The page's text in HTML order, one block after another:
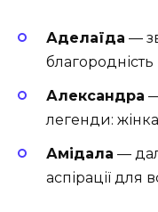
Аделаїда —
Александра
легенди:
Амідала —
аспірації для